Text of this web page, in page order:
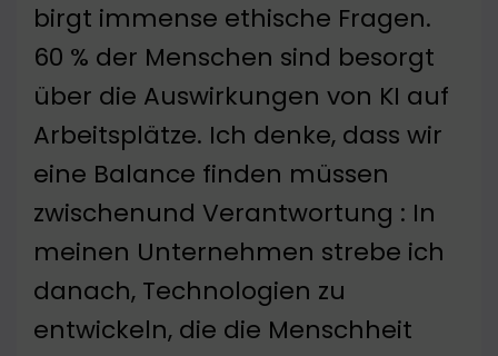
birgt immense ethische Fragen.
60 % der Menschen sind besorgt
über die Auswirkungen von KI auf
Arbeitsplätze. Ich denke, dass wir
eine Balance finden müssen
zwischenund Verantwortung : In
meinen Unternehmen strebe ich
danach, Technologien zu
entwickeln, die die Menschheit